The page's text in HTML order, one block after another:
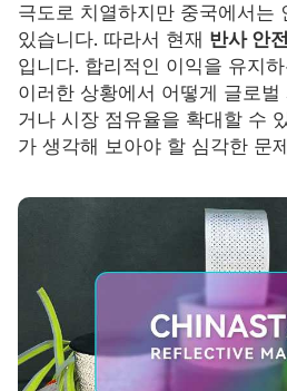
연락하다
극도로 치열하지만 중국에서는
있습니다. 따라서 현재 반사 안
입니다. 합리적인 이익을 유지
이러한 상황에서 어떻게 글로
거나 시장 점유율을 확대할 수
가 생각해 보아야 할 심각한 문